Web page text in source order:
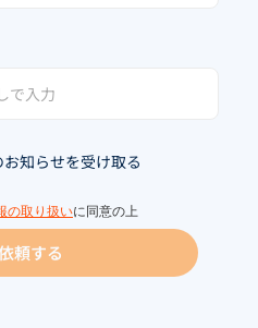
知らせを受け取る
の取り扱いに同意の上
頼する